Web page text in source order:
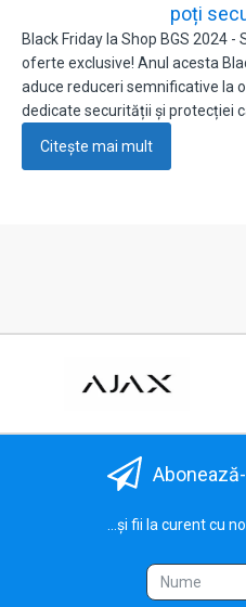
poți
Black Friday la Shop BGS 2024
oferte exclusive! Anul acesta
aduce reduceri semnificative la
dedicate securității și protecției
Citește mai mult
...și fii la curent cu